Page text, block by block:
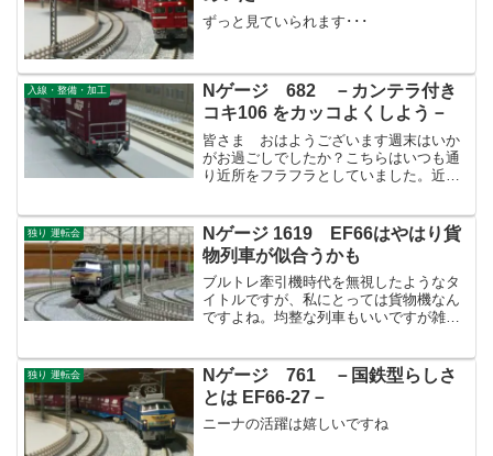
ずっと見ていられます･･･
入線・整備・加工
Nゲージ 682 －カンテラ付き
コキ106 をカッコよくしよう－
皆さま おはようございます週末はいか
がお過ごしでしたか？こちらはいつも通
り近所をフラフラとしていました。近く
うに思います。さて今回ですが、放置し
ていましたコキを整備しま...
独り 運転会
Nゲージ 1619 EF66はやはり貨
物列車が似合うかも
ブルトレ牽引機時代を無視したようなタ
イトルですが、私にとっては貨物機なん
ですよね。均整な列車もいいですが雑多
独り 運転会
Nゲージ 761 －国鉄型らしさ
とは EF66-27－
ニーナの活躍は嬉しいですね